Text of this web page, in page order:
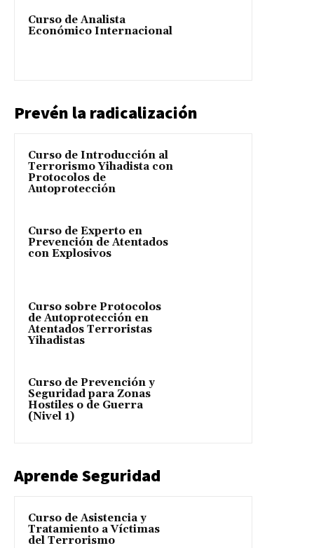
Curso de Analista
Económico Internacional
Prevén la radicalización
Curso de Introducción al
Terrorismo Yihadista con
Protocolos de
Autoprotección
Curso de Experto en
Prevención de Atentados
con Explosivos
Curso sobre Protocolos
de Autoprotección en
Atentados Terroristas
Yihadistas
Curso de Prevención y
Seguridad para Zonas
Hostiles o de Guerra
(Nivel 1)
Aprende Seguridad
Curso de Asistencia y
Tratamiento a Víctimas
del Terrorismo